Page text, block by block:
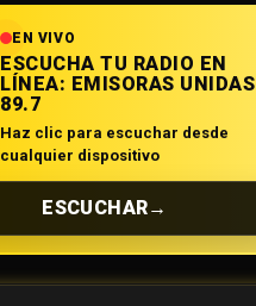
EN VIVO
ESCUCHA TU RADIO EN
LÍNEA: EMISORAS UNIDAS
89.7
Haz clic para escuchar desde
cualquier dispositivo
ESCUCHAR→